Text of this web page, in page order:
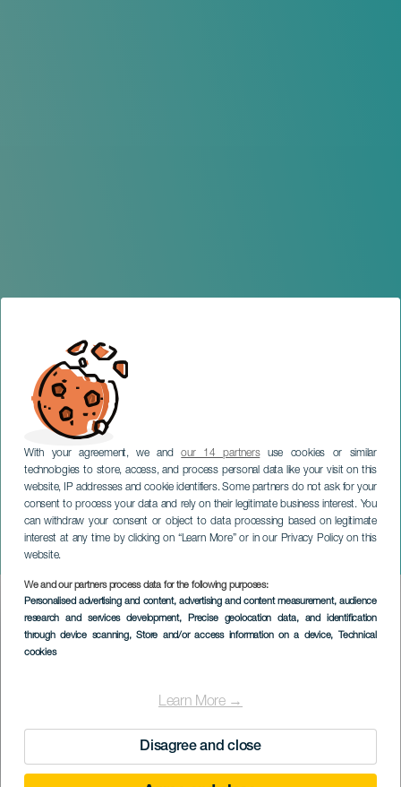
With your agreement, we andour 14 partnersuse cookies or similar
technologies to store, access, and process personal data like your visit on this
website, IP addresses and cookie identifiers. Some partners do not ask for your
consent to process your data and rely on their legitimate business interest. You
can withdraw your consent or object to data processing based on legitimate
interest at any time by clicking on “Learn More” or in our Privacy Policy on this
website.
We and our partners process data for the following purposes:
Personalised advertising and content, advertising and content measurement, audience
research and services development, Precise geolocation data, and identification
through device scanning, Store and/or access information on a device, Technical
cookies
Learn More →
Disagree and close
Ayer de ayer
GRAN CANARIA
Imagen
Listado